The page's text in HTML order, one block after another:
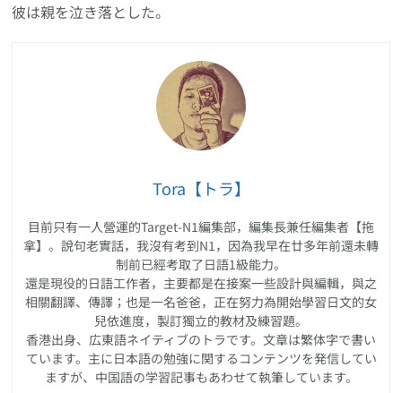
彼は親を泣き落とした。
Tora【トラ】
目前只有一人營運的Target-N1編集部，編集長兼任編集者【拖
拿】。說句老實話，我沒有考到N1，因為我早在廿多年前還未轉
制前已經考取了日語1級能力。
還是現役的日語工作者，主要都是在接案一些設計與編輯，與之
相關翻譯、傳譯；也是一名爸爸，正在努力為開始學習日文的女
兒依進度，製訂獨立的教材及練習題。
香港出身、広東語ネイティブのトラです。文章は繁体字で書い
ています。主に日本語の勉強に関するコンテンツを発信してい
ますが、中国語の学習記事もあわせて執筆しています。